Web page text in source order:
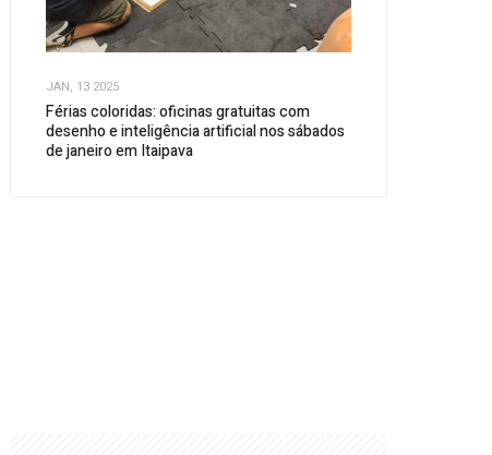
JAN, 13 2025
Férias coloridas: oficinas gratuitas com
desenho e inteligência artificial nos sábados
de janeiro em Itaipava